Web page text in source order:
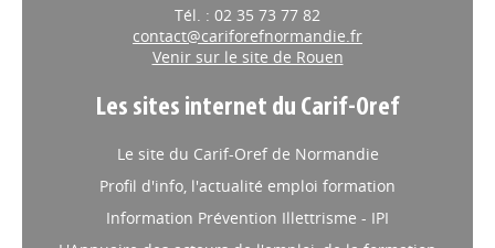
Tél. : 02 35 73 77 82
contact@cariforefnormandie.fr
Venir sur le site de Rouen
Les sites internet du Carif-Oref
Le site du Carif-Oref de Normandie
Profil d'info, l'actualité emploi formation
Information Prévention Illettrisme - IPI